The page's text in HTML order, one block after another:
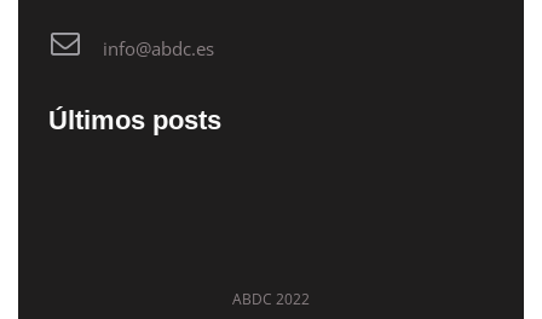
info@abdc.es
Últimos posts
ABDC 2022